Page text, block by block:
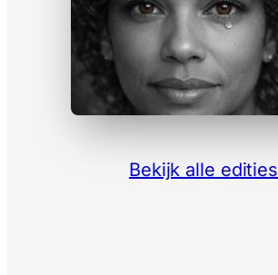
Bekijk alle edities